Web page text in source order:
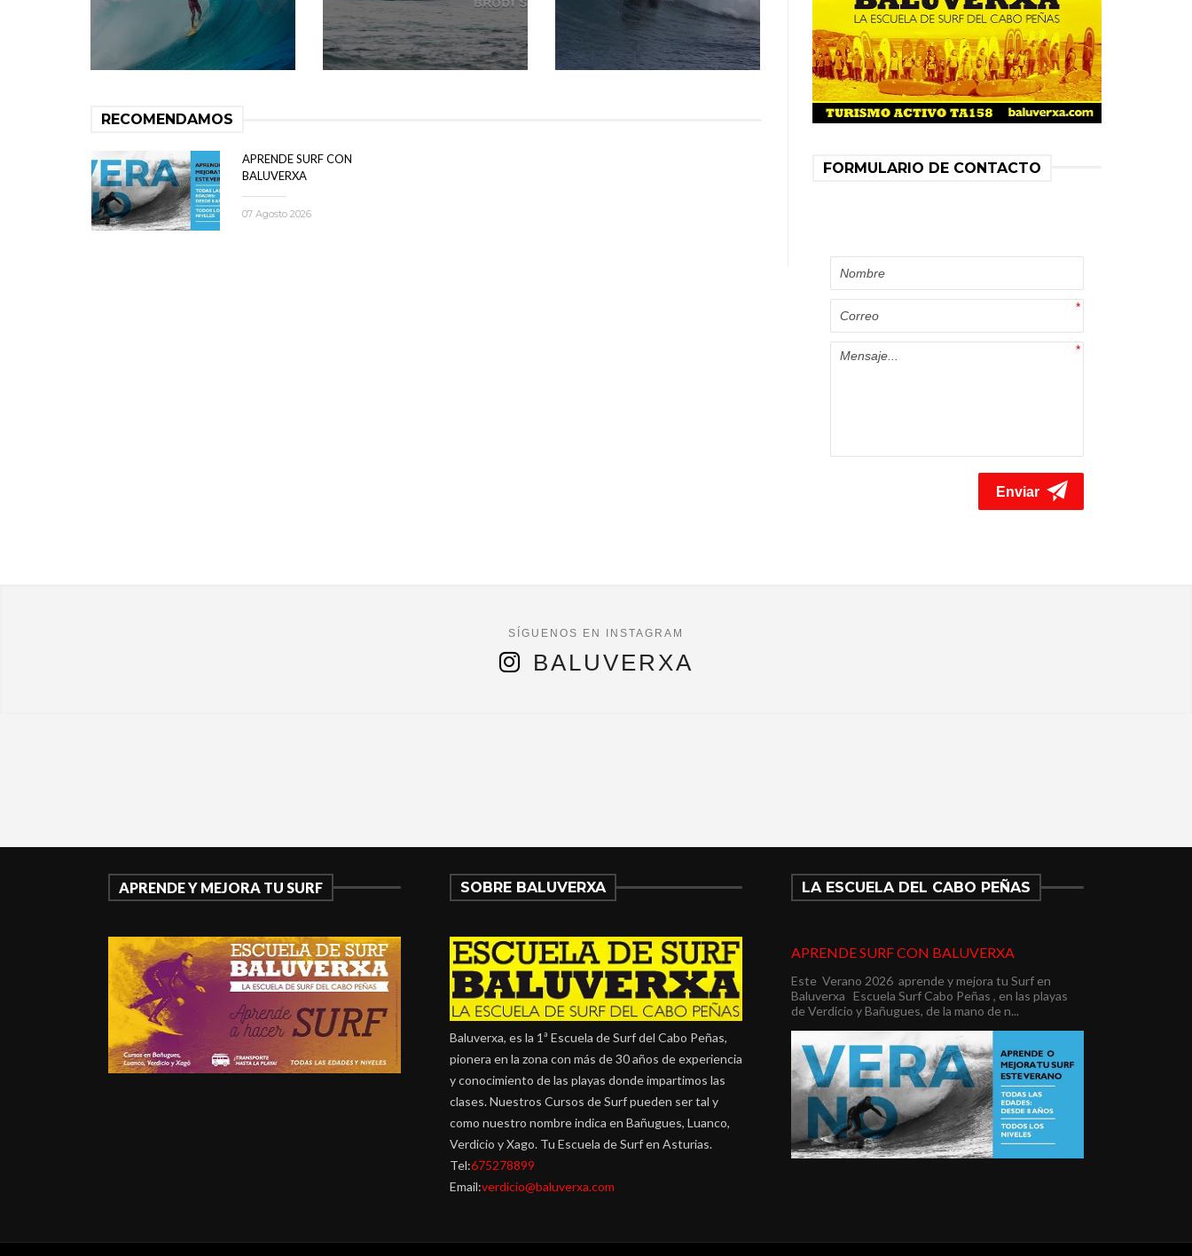
RECOMENDAMOS
APRENDE SURF CON
BALUVERXA
07 Agosto 2026
FORMULARIO DE CONTACTO
BALUVERXA
APRENDE Y MEJORA TU SURF SOBRE BALUVERXA
Baluverxa, es la 1ª Escuela de Surf del Cabo Peñas,
pionera en la zona con más de 30 años de experiencia
y conocimiento de las playas donde impartimos las
clases. Nuestros Cursos de Surf pueden ser tal y
como nuestro nombre indica en Bañugues, Luanco,
Verdicio y Xago. Tu Escuela de Surf en Asturias.
Tel:675278899
Email:verdicio@baluverxa.com
LA ESCUELA DEL CABO PEÑAS
APRENDE SURF CON BALUVERXA
Este Verano 2026 aprende y mejora tu Surf en
Baluverxa Escuela Surf Cabo Peñas , en las playas
de Verdicio y Bañugues, de la mano de n...